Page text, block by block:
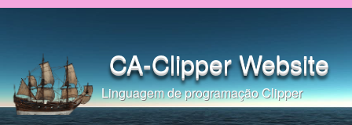
Pular para o conteúdo
CA-Clipper Website
Linguagem de programação Clipper